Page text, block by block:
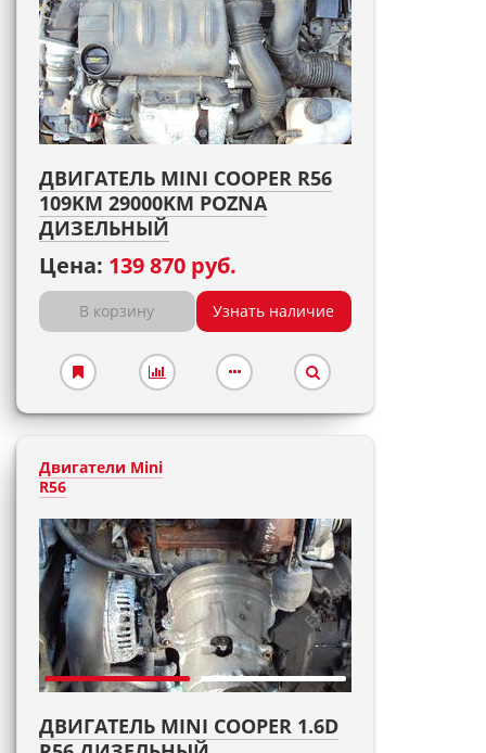
ДВИГАТЕЛЬ MINI COOPER R56
109KM 29000KM POZNA
ДИЗЕЛЬНЫЙ
Цена: 139 870 руб.
В корзину Узнать наличие
Двигатели Mini
R56
ДВИГАТЕЛЬ MINI COOPER 1.6D